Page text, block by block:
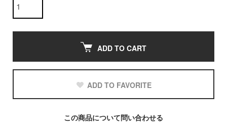
ADD TO CART
ADD TO FAVORITE
この商品について問い合わせる